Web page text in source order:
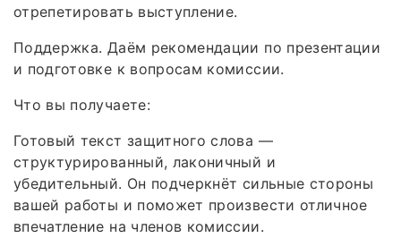
отрепетировать выступление.
Поддержка. Даём рекомендации по презентации
и подготовке к вопросам комиссии.
Что вы получаете:
Готовый текст защитного слова —
структурированный, лаконичный и
убедительный. Он подчеркнёт сильные стороны
вашей работы и поможет произвести отличное
впечатление на членов комиссии.